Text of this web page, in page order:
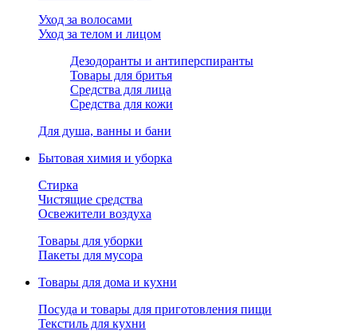
Уход за волосами
Уход за телом и лицом
Дезодоранты и антиперспиранты
Товары для бритья
Средства для лица
Средства для кожи
Для душа, ванны и бани
Бытовая химия и уборка
Стирка
Чистящие средства
Освежители воздуха
Товары для уборки
Пакеты для мусора
Товары для дома и кухни
Посуда и товары для приготовления пищи
Текстиль для кухни